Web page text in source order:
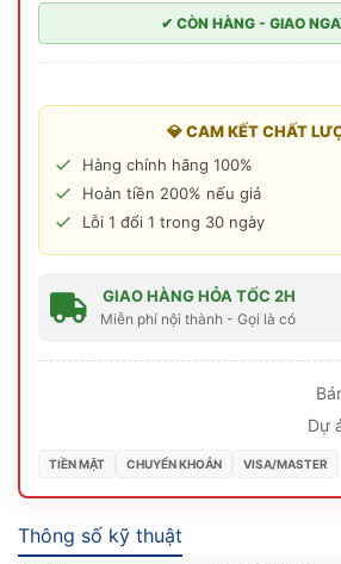
Thông số kỹ thuật
✔ CÒN HÀNG - GIAO
💎 CAM KẾT CHẤT
Hàng chính hãng 100%
Hoàn tiền 200% nếu giả
Lỗi 1 đổi 1 trong 30 ngày
GIAO HÀNG HỎA TỐC 2H
Miễn phí nội thành - Gọi là có
Dự
TIỀN MẶT CHUYỂN KHOẢN VISA/MASTER